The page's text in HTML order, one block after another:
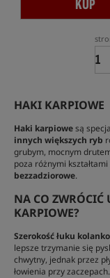
KUP
HAKI KARPIOWE
Haki karpiowesą
innych większych ryb
grubym, mocnym
poza różnymi
bezzadziorowe.
NA CO ZWRÓCIĆ
KARPIOWE?
Szerokość łuku
lepsze trzymanie się
chwytny, jednak przez
łowienia przy zaczepach.